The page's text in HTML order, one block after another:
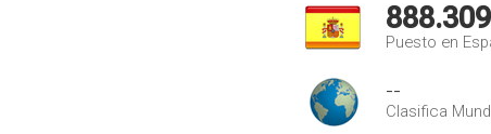
888.309
Puesto en
--
Clasifica